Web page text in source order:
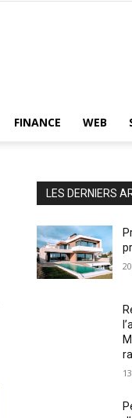
FINANCE WEB
LES DERNIERS